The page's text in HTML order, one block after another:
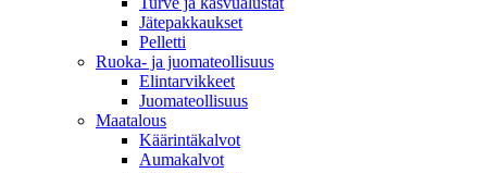
Jätepakkaukset
Pelletti
Ruoka- ja juomateollisuus
Elintarvikkeet
Juomateollisuus
Maatalous
Käärintäkalvot
Aumakalvot